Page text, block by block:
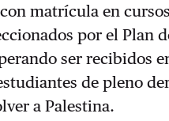
matrícula en
por el Plan
ser recibidos
de pleno
a Palestina.